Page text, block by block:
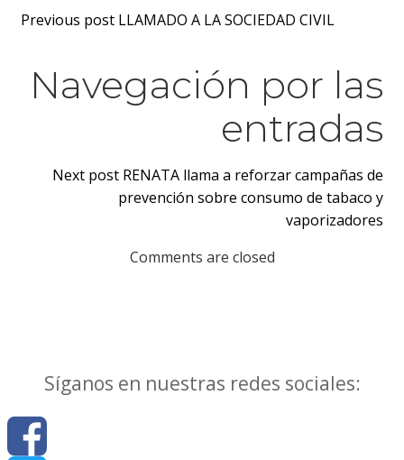
Previous post LLAMADO A LA SOCIEDAD CIVIL
Navegación por las
entradas
Next post RENATA llama a reforzar campañas de
prevención sobre consumo de tabaco y
vaporizadores
Comments are closed
Síganos en nuestras redes sociales: